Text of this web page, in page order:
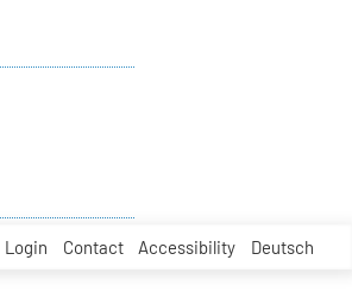
Login Contact Accessibility Deutsch